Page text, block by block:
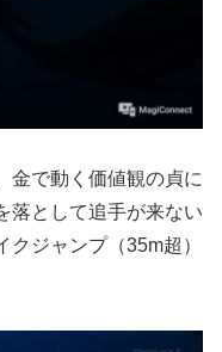
金で動く価値観の貞に
落として追手が来ない
ジャンプ（35m超）